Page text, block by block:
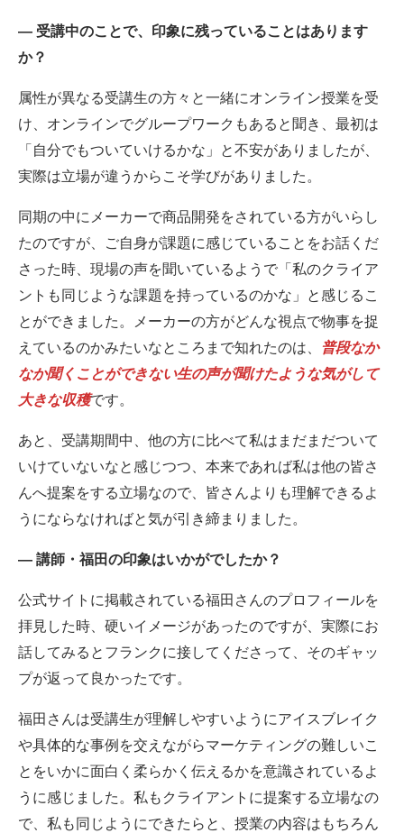
― 受講中のことで、印象に残っていることはあります
か？
属性が異なる受講生の方々と一緒にオンライン授業を受
け、オンラインでグループワークもあると聞き、最初は
「自分でもついていけるかな」と不安がありましたが、
実際は立場が違うからこそ学びがありました。
同期の中にメーカーで商品開発をされている方がいらし
たのですが、ご自身が課題に感じていることをお話くだ
さった時、現場の声を聞いているようで「私のクライア
ントも同じような課題を持っているのかな」と感じるこ
とができました。メーカーの方がどんな視点で物事を捉
えているのかみたいなところまで知れたのは、 普段なか
なか聞くことができない生の声が聞けたような気がして
大きな収穫です。
あと、受講期間中、他の方に比べて私はまだまだついて
いけていないなと感じつつ、本来であれば私は他の皆さ
んへ提案をする立場なので、皆さんよりも理解できるよ
うにならなければと気が引き締まりました。
― 講師・福田の印象はいかがでしたか？
公式サイトに掲載されている福田さんのプロフィールを
拝見した時、硬いイメージがあったのですが、実際にお
話してみるとフランクに接してくださって、そのギャッ
プが返って良かったです。
福田さんは受講生が理解しやすいようにアイスブレイク
や具体的な事例を交えながらマーケティングの難しいこ
とをいかに面白く柔らかく伝えるかを意識されているよ
うに感じました。私もクライアントに提案する立場なの
で、私も同じようにできたらと、授業の内容はもちろん